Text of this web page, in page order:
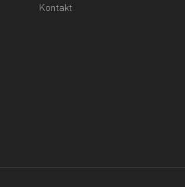
Kontakt